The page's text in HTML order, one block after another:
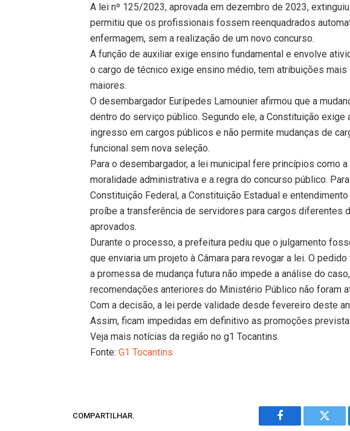
A lei nº 125/2023, aprovada em dezembro de 2023,
permitiu que os profissionais fossem reenquadrados
enfermagem, sem a realização de um novo concurso.
A função de auxiliar exige ensino fundamental e envolve
o cargo de técnico exige ensino médio, tem atribuições
maiores.
O desembargador Eurípedes Lamounier afirmou que a
dentro do serviço público. Segundo ele, a Constituição exige
ingresso em cargos públicos e não permite mudanças de
funcional sem nova seleção.
Para o desembargador, a lei municipal fere princípios como
moralidade administrativa e a regra do concurso público.
Constituição Federal, a Constituição Estadual e
proíbe a transferência de servidores para cargos diferentes
aprovados.
Durante o processo, a prefeitura pediu que o julgamento
que enviaria um projeto à Câmara para revogar a lei. O
a promessa de mudança futura não impede a análise do
recomendações anteriores do Ministério Público não foram
Com a decisão, a lei perde validade desde fevereiro deste
Assim, ficam impedidas em definitivo as promoções
Veja mais notícias da região no g1 Tocantins.
Fonte:G1 Tocantins
COMPARTILHAR.
Facebook